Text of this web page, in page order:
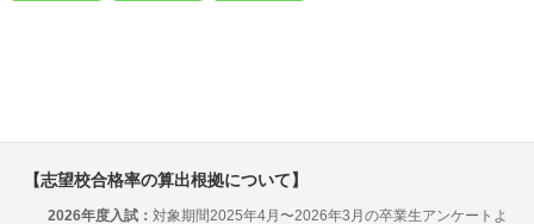
【志望校合格率の算出根拠について】
2026年度入試： 対象期間2025年4月〜2026年3月の卒業生アンケートよ